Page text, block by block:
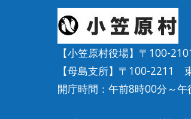
【小笠原村役場】〒100-
【母島支所】〒100-2211
開庁時間：午前8時00分～午